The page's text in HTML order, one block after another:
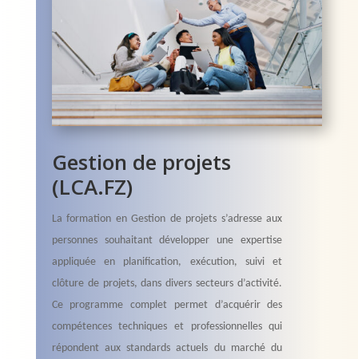
Gestion de projets
(LCA.FZ)
La formation en Gestion de projets s’adresse aux
personnes souhaitant développer une expertise
appliquée en planification, exécution, suivi et
clôture de projets, dans divers secteurs d’activité.
Ce programme complet permet d’acquérir des
compétences techniques et professionnelles qui
répondent aux standards actuels du marché du